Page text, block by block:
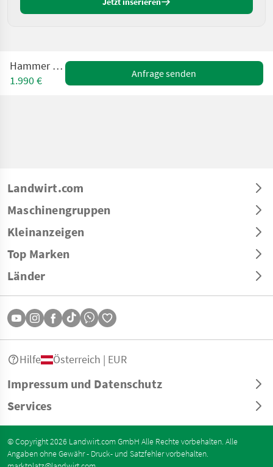
Hammer N4400
1.990 €
Anfrage senden
Landwirt.com
Maschinengruppen
Kleinanzeigen
Top Marken
Länder
Impressum und Datenschutz
Services
Hilfe Österreich | EUR
© Copyright 2026 Landwirt.com GmbH Alle Rechte vorbehalten. Alle
Angaben ohne Gewähr - Druck- und Satzfehler vorbehalten.